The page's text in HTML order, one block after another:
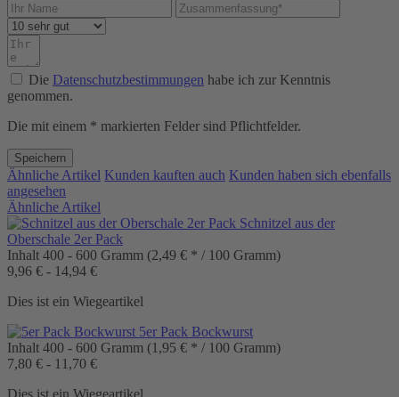
Die Datenschutzbestimmungen habe ich zur Kenntnis
genommen.
Die mit einem * markierten Felder sind Pflichtfelder.
Speichern
Ähnliche Artikel Kunden kauften auch Kunden haben sich ebenfalls
angesehen
Ähnliche Artikel
Schnitzel aus der
Oberschale 2er Pack
Inhalt 400 - 600 Gramm (2,49 € * / 100 Gramm)
9,96 € - 14,94 €
Dies ist ein Wiegeartikel
5er Pack Bockwurst
Inhalt 400 - 600 Gramm (1,95 € * / 100 Gramm)
7,80 € - 11,70 €